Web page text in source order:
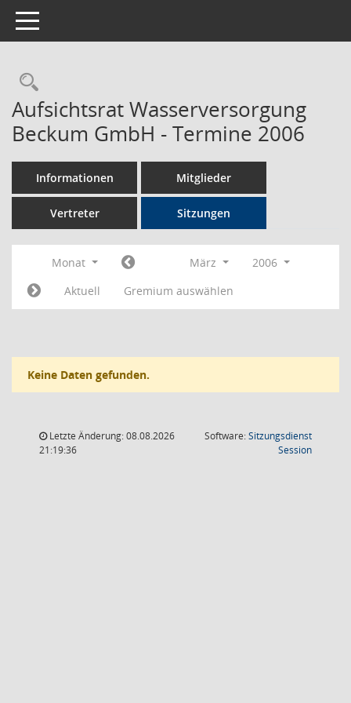
Toggle navigation
Rechercheauswahl
Aufsichtsrat Wasserversorgung
Beckum GmbH - Termine 2006
Informationen Mitglieder
Vertreter Sitzungen
Monat März
2006
Aktuell
Gremium auswählen
Keine Daten gefunden.
Letzte Änderung: 08.08.2026
21:19:36
Software:Sitzungsdienst
Session(Wird in